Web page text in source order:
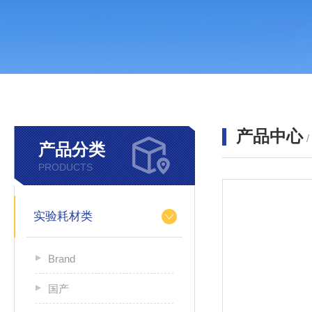
产品分类
PRODUCTS
实验耗材类
Brand
国产
产品中心 /